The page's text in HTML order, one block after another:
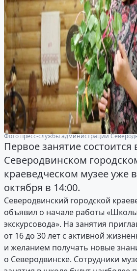
Фото пресс-службы администрации
Первое занятие состоится
Северодвинском
краеведческом музее уже
октября в 14:00.
Северодвинский городской
объявил о начале работы
экскурсовода». На занятия
от 16 до 30 лет с активной
и желанием получать новые
о Северодвинске. Сотрудники